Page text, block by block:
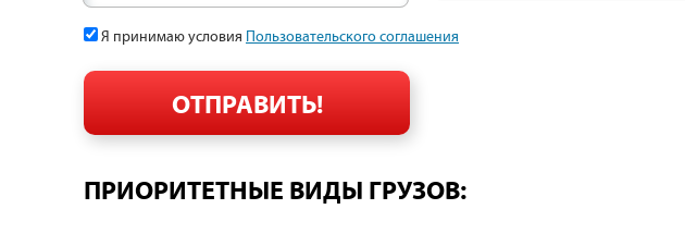
Я принимаю условия Пользовательского соглашения
ПРИОРИТЕТНЫЕ ВИДЫ ГРУЗОВ: